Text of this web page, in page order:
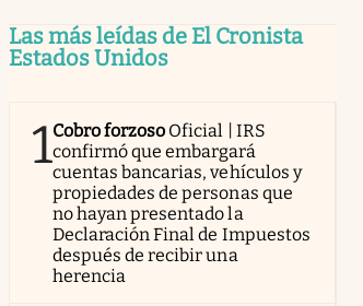
Las más leídas de El Cronista
Estados Unidos
1Cobro forzoso Oficial | IRS
confirmó que embargará
cuentas bancarias, vehículos y
propiedades de personas que
no hayan presentado la
Declaración Final de Impuestos
después de recibir una
herencia